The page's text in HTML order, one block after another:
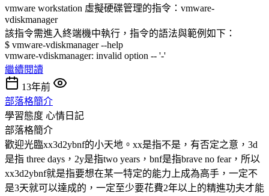
vmware workstation 虛擬硬碟管理的指令：vmware-
vdiskmanager
該指令需進入終端機中執行，指令的語法與範例如下：
$ vmware-vdiskmanager --help
vmware-vdiskmanager: invalid option -- '-'
繼續閱讀
13年前
部落格簡介
學習態度 心情日記
部落格簡介
歡迎光臨xx3d2ybnf的小天地。xx是指不是，有否定之意，3d
是指 three days，2y是指two years，bnf是指brave no fear，所以
xx3d2ybnf就是指要想在某一特定的能力上成為高手，一定不
是3天就可以達成的，一定至少要花費2年以上的精進功夫才能